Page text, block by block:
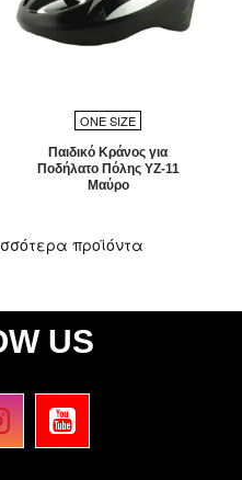
ONE SIZE
Παιδικό Κράνος για
Ποδήλατο Πόλης YZ-11
Μαύρο
προϊόντα
US